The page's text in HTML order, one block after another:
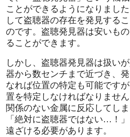
ことができるようになりまし
して盗聴器の存在を発見する
のです。盗聴発見器は安いも
ることができます。
しかし、盗聴器発見器は扱い
器から数センチまで近づき、
なれば位置の特定も可能です
置を特定しなければなりませ
関係のない金属に反応してしま
「絶対に盗聴器ではない…！
遠ざける必要があります。